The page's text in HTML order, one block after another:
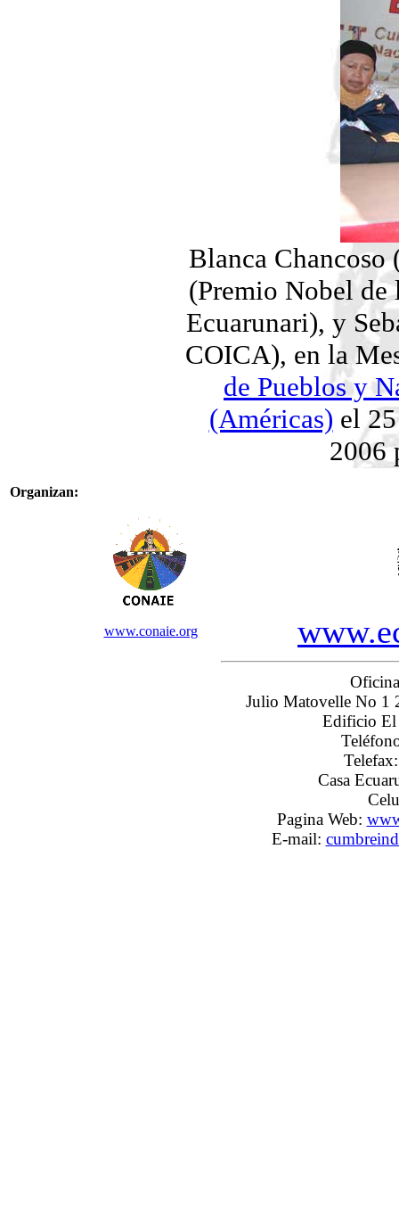
Blanca
(Premio Nobel de
Ecuarunari), y
COICA), en la
de Pueblos y
(Américas) el
2006
Organizan:
www.conaie.org
Julio Matovelle No 1
Edificio El
Casa
Pagina Web:
E-mail: